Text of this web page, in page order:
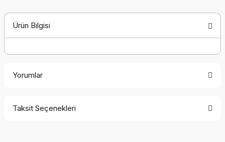
Ürün Bilgisi
Yorumlar
Taksit Seçenekleri